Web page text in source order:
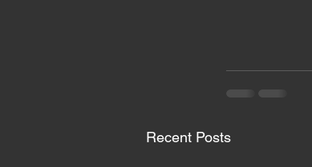
Recent Posts